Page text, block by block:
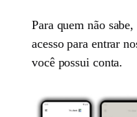
Para quem não
acesso para entrar
você possui conta.